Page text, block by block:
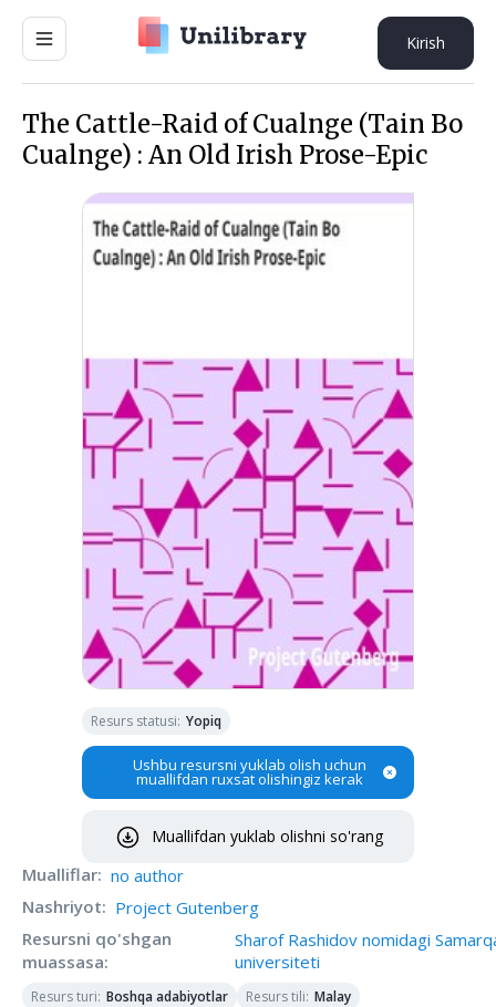
Kirish
The Cattle-Raid of Cualnge (Tain Bo
Cualnge) : An Old Irish Prose-Epic
Resurs statusi: Yopiq
Ushbu resursni yuklab olish uchun
muallifdan ruxsat olishingiz kerak
Muallifdan yuklab olishni so'rang
Mualliflar: no author
Nashriyot: Project Gutenberg
Resursni qo'shgan
muassasa:
Sharof Rashidov nomidagi
universiteti
Resurs turi: Boshqa adabiyotlar Resurs tili: Malay